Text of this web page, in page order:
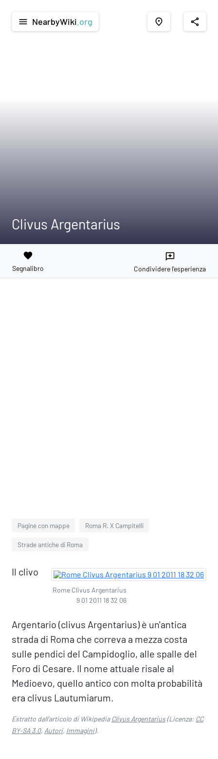
menu NearbyWiki .org place share
Clivus Argentarius
favorite
Segnalibro
reviews
Condividere l'esperienza
Pagine con mappe Roma R. X Campitelli
Strade antiche di Roma
Rome Clivus Argentarius
9 01 2011 18 32 06
Il clivo
Argentario (clivus Argentarius) è un'antica
strada di Roma che correva a mezza costa
sulle pendici del Campidoglio, alle spalle del
Foro di Cesare. Il nome attuale risale al
Medioevo, quello antico con molta probabilità
era clivus Lautumiarum.
Estratto dall'articolo di WikipediaClivus Argentarius(Licenza: CC
BY-SA 3.0, Autori, Immagini).